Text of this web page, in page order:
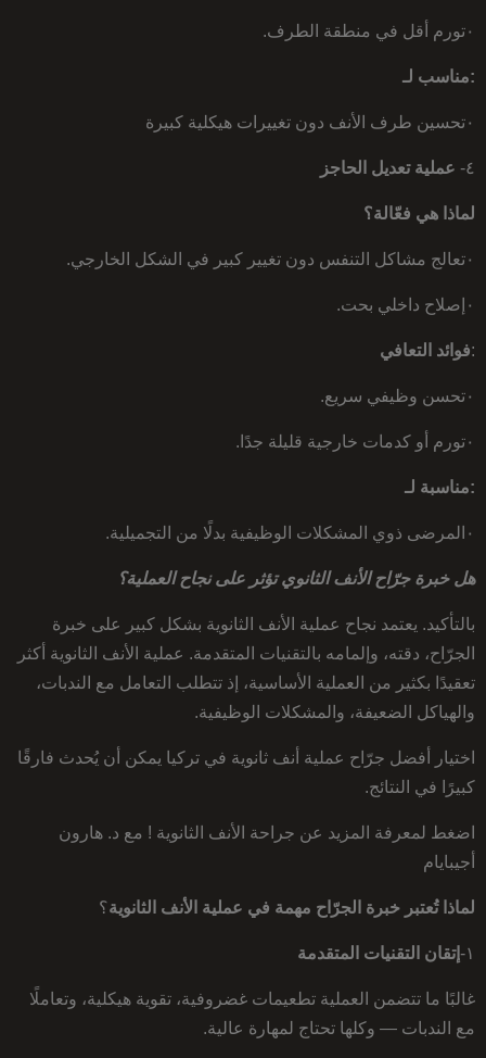
٠تورم أقل في منطقة الطرف.
:مناسب لـ
٠تحسين طرف الأنف دون تغييرات هيكلية كبيرة
٤- عملية تعديل الحاجز
لماذا هي فعّالة؟
٠تعالج مشاكل التنفس دون تغيير كبير في الشكل الخارجي.
٠إصلاح داخلي بحت.
:فوائد التعافي
٠تحسن وظيفي سريع.
٠تورم أو كدمات خارجية قليلة جدًا.
:مناسبة لـ
٠المرضى ذوي المشكلات الوظيفية بدلًا من التجميلية.
هل خبرة جرّاح الأنف الثانوي تؤثر على نجاح العملية؟
بالتأكيد. يعتمد نجاح عملية الأنف الثانوية بشكل كبير على خبرة
الجرّاح، دقته، وإلمامه بالتقنيات المتقدمة. عملية الأنف الثانوية أكثر
تعقيدًا بكثير من العملية الأساسية، إذ تتطلب التعامل مع الندبات،
والهياكل الضعيفة، والمشكلات الوظيفية.
اختيار أفضل جرّاح عملية أنف ثانوية في تركيا يمكن أن يُحدث فارقًا
كبيرًا في النتائج.
اضغط لمعرفة المزيد عن جراحة الأنف الثانوية ! مع د. هارون
أجيبايام
لماذا تُعتبر خبرة الجرّاح مهمة في عملية الأنف الثانوية؟
١- إتقان التقنيات المتقدمة
غالبًا ما تتضمن العملية تطعيمات غضروفية، تقوية هيكلية، وتعاملًا
مع الندبات — وكلها تحتاج لمهارة عالية.